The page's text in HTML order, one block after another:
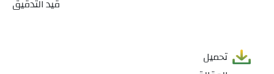
قيد التدقيق
تحميل